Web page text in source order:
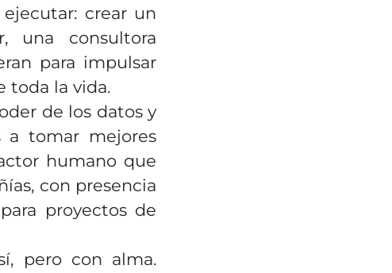
crear un
una consultora
para impulsar
toda la vida.
de los datos y
a tomar mejores
humano que
con presencia
proyectos de
pero con alma.